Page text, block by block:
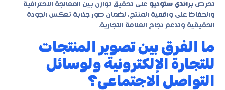
تحرص براندي ستوديو على تحقيق توازن بين المعالجة الاحترافية
والحفاظ على واقعية المنتج، لضمان صور جذابة تعكس الجودة
الحقيقية وتدعم نجاح العلامة التجارية.
ما الفرق بين تصوير المنتجات
للتجارة الإلكترونية ولوسائل
التواصل الاجتماعي؟